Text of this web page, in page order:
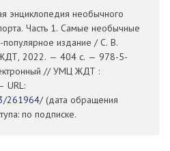
энциклопедия необычного
Часть 1. Самые необычные
издание / С. В.
2022. — 404 с. — 978-5-
// УМЦ ЖДТ :
URL:
261964/(дата обращения
по подписке.